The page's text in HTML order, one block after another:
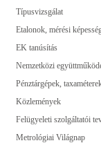
Típusvizsgálat
Etalonok, mérési
EK tanúsítás
Nemzetközi
Pénztárgépek,
Közlemények
Felügyeleti szolgáltatói
Metrológiai Világnap